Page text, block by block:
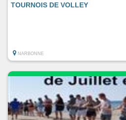
TOURNOIS DE VOLLEY
NARBONNE